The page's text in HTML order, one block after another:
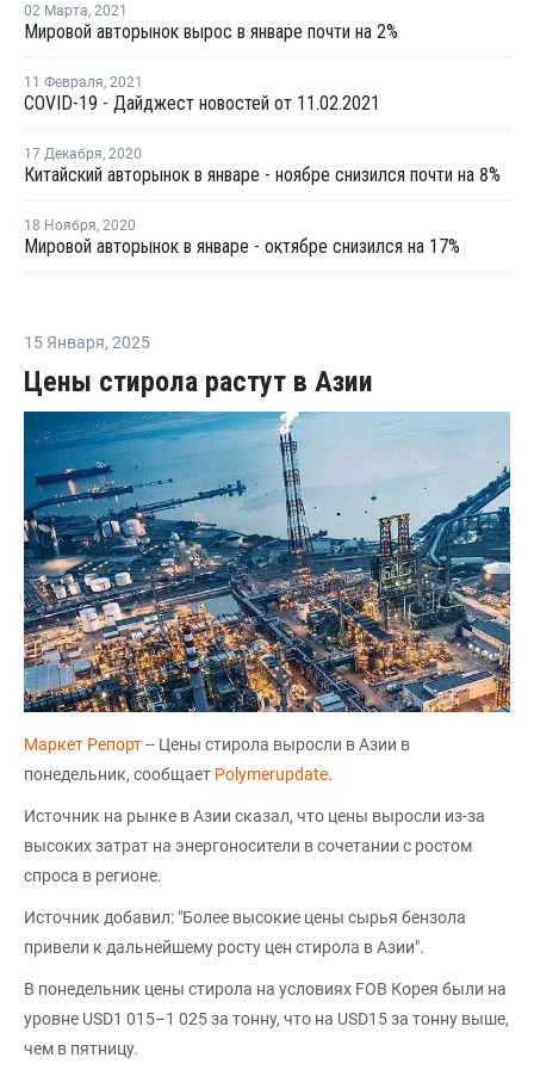
02 Марта, 2021
Мировой авторынок вырос в январе почти на 2%
11 Февраля, 2021
COVID-19 - Дайджест новостей от 11.02.2021
17 Декабря, 2020
Китайский авторынок в январе - ноябре снизился почти на 8%
18 Ноября, 2020
Мировой авторынок в январе - октябре снизился на 17%
15 Января, 2025
Цены стирола растут в Азии
Маркет Репорт-- Цены стирола выросли в Азии в
понедельник, сообщает Polymerupdate.
Источник на рынке в Азии сказал, что цены выросли из-за
высоких затрат на энергоносители в сочетании с ростом
спроса в регионе.
Источник добавил: "Более высокие цены сырья бензола
привели к дальнейшему росту цен стирола в Азии".
В понедельник цены стирола на условиях FOB Корея были на
уровне USD1 015–1 025 за тонну, что на USD15 за тонну выше,
чем в пятницу.